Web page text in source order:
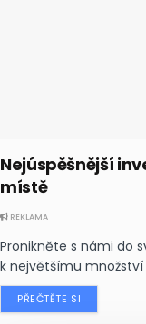
Nejúspěšnější
místě
REKLAMA
Pronikněte s námi do
k největšímu
PŘEČTĚTE SI